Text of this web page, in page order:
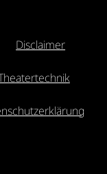
Disclaimer